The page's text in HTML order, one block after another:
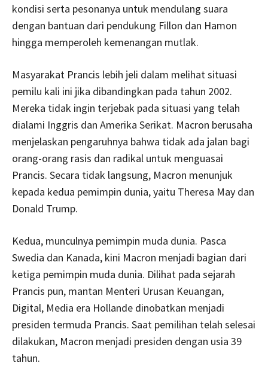
kondisi serta pesonanya untuk mendulang suara
dengan bantuan dari pendukung Fillon dan Hamon
hingga memperoleh kemenangan mutlak.
Masyarakat Prancis lebih jeli dalam melihat situasi
pemilu kali ini jika dibandingkan pada tahun 2002.
Mereka tidak ingin terjebak pada situasi yang telah
dialami Inggris dan Amerika Serikat. Macron berusaha
menjelaskan pengaruhnya bahwa tidak ada jalan bagi
orang-orang rasis dan radikal untuk menguasai
Prancis. Secara tidak langsung, Macron menunjuk
kepada kedua pemimpin dunia, yaitu Theresa May dan
Donald Trump.
Kedua, munculnya pemimpin muda dunia. Pasca
Swedia dan Kanada, kini Macron menjadi bagian dari
ketiga pemimpin muda dunia. Dilihat pada sejarah
Prancis pun, mantan Menteri Urusan Keuangan,
Digital, Media era Hollande dinobatkan menjadi
presiden termuda Prancis. Saat pemilihan telah selesai
dilakukan, Macron menjadi presiden dengan usia 39
tahun.